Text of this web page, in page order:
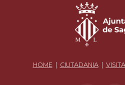
HOME CIUTADANIA|